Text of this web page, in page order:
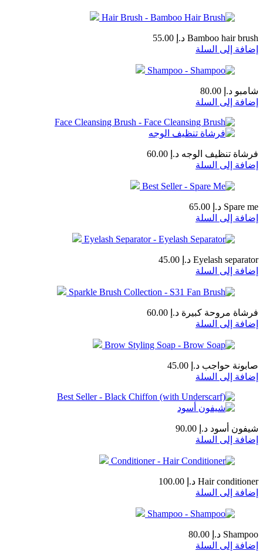
Bamboo hair brush د.إ
إضافة إلى السلة
شامبو د.إ
إضافة إلى السلة
فرشاة تنظيف الوجه د.إ
إضافة إلى السلة
Spare me د.إ
إضافة إلى السلة
Eyelash separator د.إ
إضافة إلى السلة
فرشاة مروحة كبيرة د.إ
إضافة إلى السلة
صابونة حواجب د.إ
إضافة إلى السلة
شيفون أسود د.إ
إضافة إلى السلة
Hair conditioner د.إ
إضافة إلى السلة
Shampoo د.إ
إضافة إلى السلة